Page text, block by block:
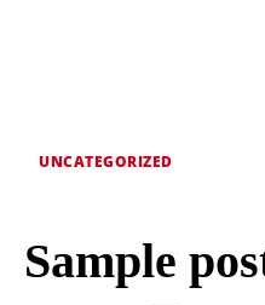
UNCATEGORIZED
Sample